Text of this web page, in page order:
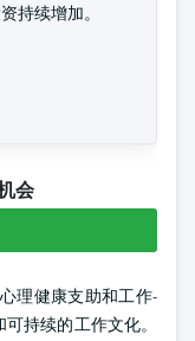
持续增加。
会
理健康支助和工作-
持续的工作文化。